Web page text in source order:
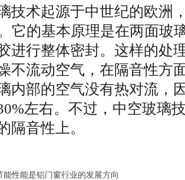
术起源于中世纪的欧洲
它的基本原理是在两面玻
进行整体密封。这样的处
不流动空气，在隔音性方
内部的空气没有热对流，
左右。不过，中空玻璃
隔音性上。
能性能是铝门窗行业的发展方向